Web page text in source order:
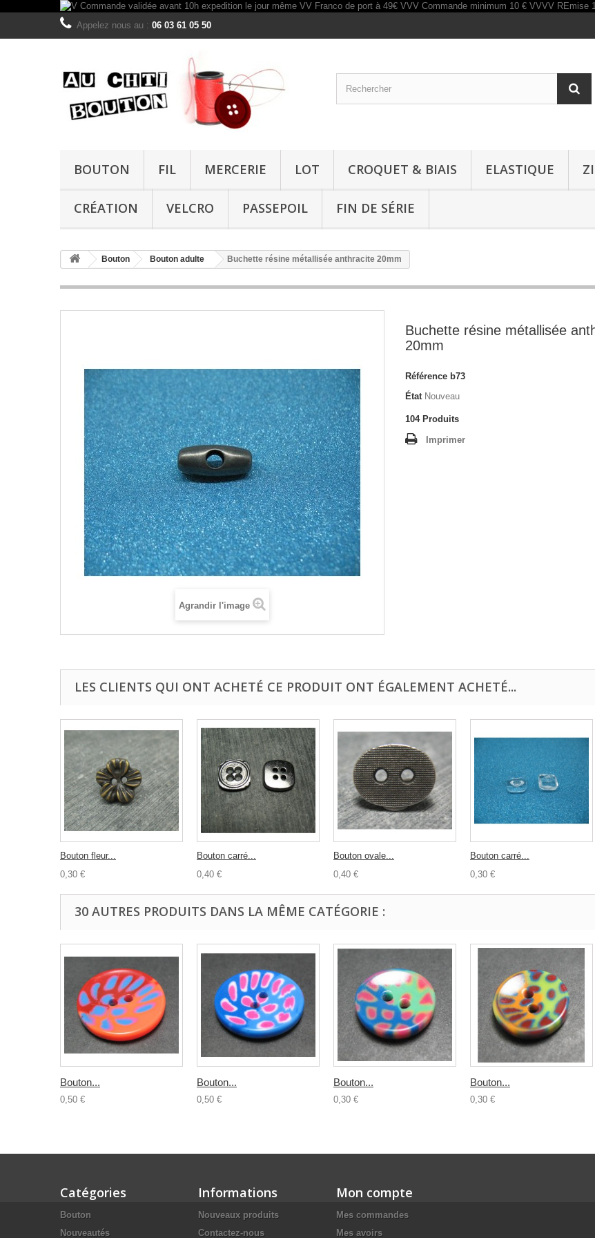
Appelez nous au : 06 03 61 05 50
BOUTON FIL MERCERIE LOT CROQUET & BIAIS ELASTIQUE
CRÉATION VELCRO PASSEPOIL FIN DE SÉRIE
Bouton Bouton adulte Buchette résine métallisée anthracite 20mm
Agrandir l'image
Buchette résine métallisée
20mm
Référence b73
État Nouveau
104 Produits
Imprimer
LES CLIENTS QUI ONT ACHETÉ CE PRODUIT ONT ÉGALEMENT ACHETÉ...
Bouton fleur...
0,30 €
Bouton carré...
0,40 €
Bouton ovale...
0,40 €
Bouton carré...
0,30 €
30 AUTRES PRODUITS DANS LA MÊME CATÉGORIE :
Bouton...
0,50 €
Bouton...
0,50 €
Bouton...
0,30 €
Bouton...
0,30 €
Catégories
Bouton
Nouveautés
Informations
Nouveaux produits
Contactez-nous
Mon compte
Mes commandes
Mes avoirs